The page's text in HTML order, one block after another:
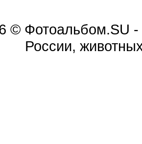
© Фотоальбом.SU -
России,